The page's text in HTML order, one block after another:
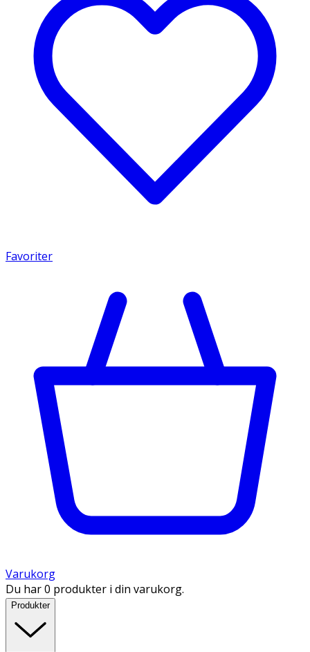
Favoriter
Varukorg
Du har 0 produkter i din varukorg.
Produkter